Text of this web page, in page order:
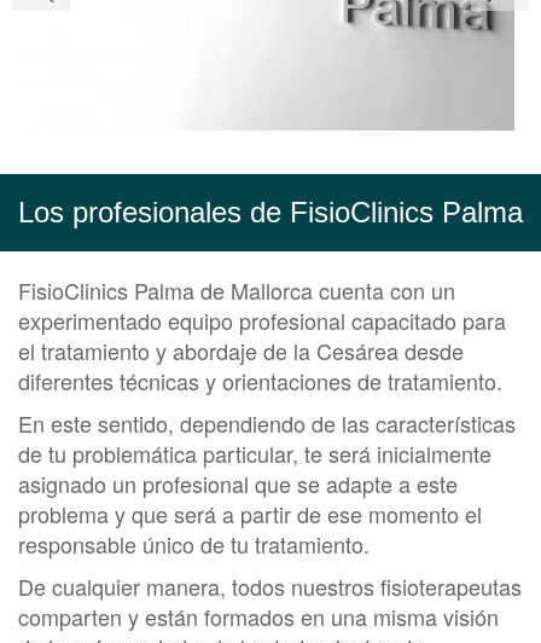
Los profesionales de FisioClinics Palma
FisioClinics Palma de Mallorca cuenta con un
experimentado equipo profesional capacitado para
el tratamiento y abordaje de la Cesárea desde
diferentes técnicas y orientaciones de tratamiento.
En este sentido, dependiendo de las características
de tu problemática particular, te será inicialmente
asignado un profesional que se adapte a este
problema y que será a partir de ese momento el
responsable único de tu tratamiento.
De cualquier manera, todos nuestros fisioterapeutas
comparten y están formados en una misma visión